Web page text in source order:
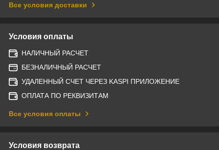
Все условия доставки
Условия оплаты
НАЛИЧНЫЙ РАСЧЕТ
БЕЗНАЛИЧНЫЙ РАСЧЕТ
УДАЛЕННЫЙ СЧЕТ ЧЕРЕЗ KASPI ПРИЛОЖЕНИЕ
ОПЛАТА ПО РЕКВИЗИТАМ
Все условия оплаты
Условия возврата